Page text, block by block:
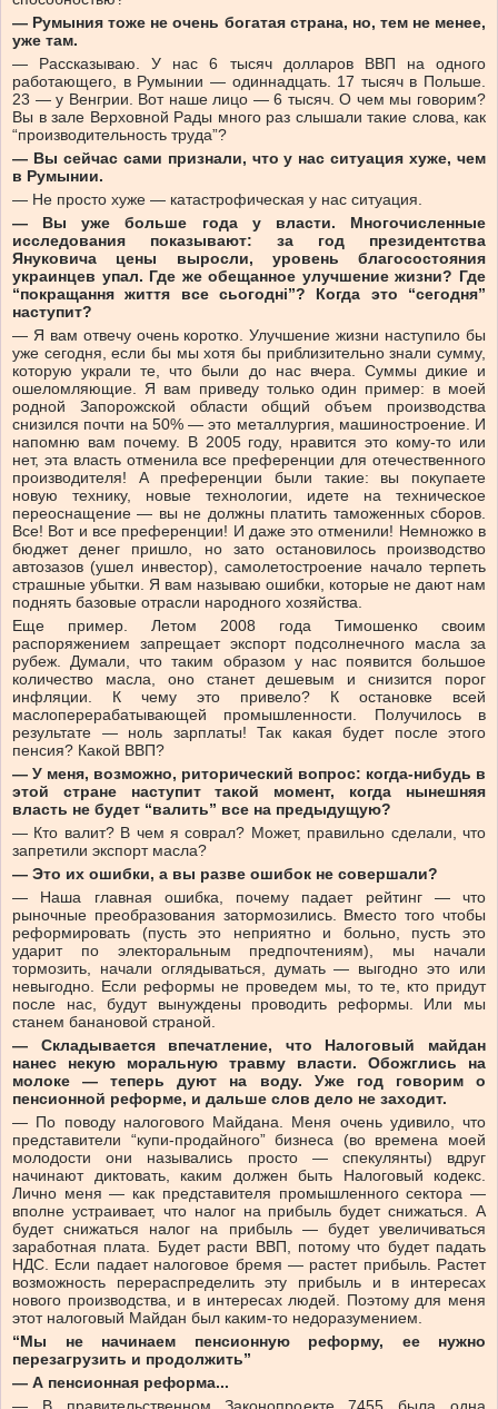
— Румыния тоже не очень богатая страна, но, тем не менее,
уже там.
— Рассказываю. У нас 6 тысяч долларов ВВП на одного
работающего, в Румынии — одиннадцать. 17 тысяч в Польше.
23 — у Венгрии. Вот наше лицо — 6 тысяч. О чем мы говорим?
Вы в зале Верховной Рады много раз слышали такие слова, как
“производительность труда”?
— Вы сейчас сами признали, что у нас ситуация хуже, чем
в Румынии.
— Не просто хуже — катастрофическая у нас ситуация.
— Вы уже больше года у власти. Многочисленные
исследования показывают: за год президентства
Януковича цены выросли, уровень благосостояния
украинцев упал. Где же обещанное улучшение жизни? Где
“покращання життя все сьогодні”? Когда это “сегодня”
наступит?
— Я вам отвечу очень коротко. Улучшение жизни наступило бы
уже сегодня, если бы мы хотя бы приблизительно знали сумму,
которую украли те, что были до нас вчера. Суммы дикие и
ошеломляющие. Я вам приведу только один пример: в моей
родной Запорожской области общий объем производства
снизился почти на 50% — это металлургия, машиностроение. И
напомню вам почему. В 2005 году, нравится это кому-то или
нет, эта власть отменила все преференции для отечественного
производителя! А преференции были такие: вы покупаете
новую технику, новые технологии, идете на техническое
переоснащение — вы не должны платить таможенных сборов.
Все! Вот и все преференции! И даже это отменили! Немножко в
бюджет денег пришло, но зато остановилось производство
автозазов (ушел инвестор), самолетостроение начало терпеть
страшные убытки. Я вам называю ошибки, которые не дают нам
поднять базовые отрасли народного хозяйства.
Еще пример. Летом 2008 года Тимошенко своим
распоряжением запрещает экспорт подсолнечного масла за
рубеж. Думали, что таким образом у нас появится большое
количество масла, оно станет дешевым и снизится порог
инфляции. К чему это привело? К остановке всей
маслоперерабатывающей промышленности. Получилось в
результате — ноль зарплаты! Так какая будет после этого
пенсия? Какой ВВП?
— У меня, возможно, риторический вопрос: когда-нибудь в
этой стране наступит такой момент, когда нынешняя
власть не будет “валить” все на предыдущую?
— Кто валит? В чем я соврал? Может, правильно сделали, что
запретили экспорт масла?
— Это их ошибки, а вы разве ошибок не совершали?
— Наша главная ошибка, почему падает рейтинг — что
рыночные преобразования затормозились. Вместо того чтобы
реформировать (пусть это неприятно и больно, пусть это
ударит по электоральным предпочтениям), мы начали
тормозить, начали оглядываться, думать — выгодно это или
невыгодно. Если реформы не проведем мы, то те, кто придут
после нас, будут вынуждены проводить реформы. Или мы
станем банановой страной.
— Складывается впечатление, что Налоговый майдан
нанес некую моральную травму власти. Обожглись на
молоке — теперь дуют на воду. Уже год говорим о
пенсионной реформе, и дальше слов дело не заходит.
— По поводу налогового Майдана. Меня очень удивило, что
представители “купи-продайного” бизнеса (во времена моей
молодости они назывались просто — спекулянты) вдруг
начинают диктовать, каким должен быть Налоговый кодекс.
Лично меня — как представителя промышленного сектора —
вполне устраивает, что налог на прибыль будет снижаться. А
будет снижаться налог на прибыль — будет увеличиваться
заработная плата. Будет расти ВВП, потому что будет падать
НДС. Если падает налоговое бремя — растет прибыль. Растет
возможность перераспределить эту прибыль и в интересах
нового производства, и в интересах людей. Поэтому для меня
этот налоговый Майдан был каким-то недоразумением.
“Мы не начинаем пенсионную реформу, ее нужно
перезагрузить и продолжить”
— А пенсионная реформа...